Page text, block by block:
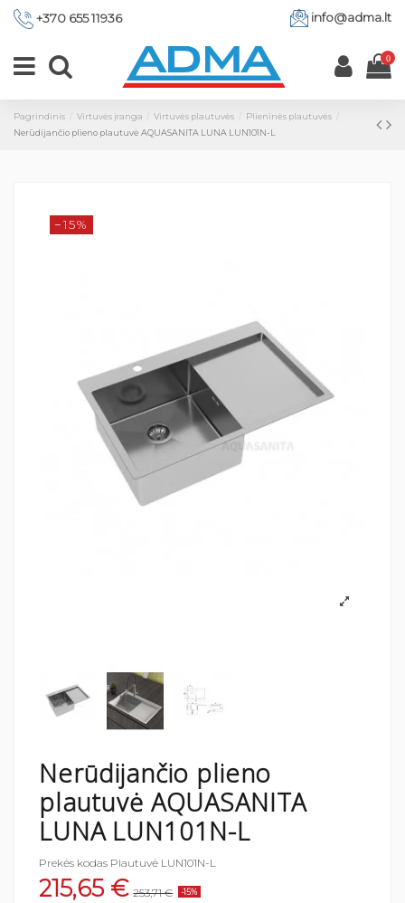
+370 655 11936 info@adma.lt
0
Pagrindinis Virtuvės įranga Virtuvės plautuvės
Plieninės plautuvės
Nerūdijančio plieno plautuvė AQUASANITA LUNA LUN101N-L
−15%
Nerūdijančio plieno
plautuvė AQUASANITA
LUNA LUN101N-L
Prekės kodas Plautuvė LUN101N-L
215,65 € 253,71 € -15%